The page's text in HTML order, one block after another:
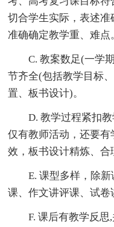
切合学生实际，表述
准确确定教学重、难点
C. 教案数足(一学
节齐全(包括教学目标
置、板书设计)。
D. 教学过程紧扣
仅有教师活动，还要
效，板书设计精炼、合
E. 课型多样，除
课、作文讲评课、试卷
F. 课后有教学反